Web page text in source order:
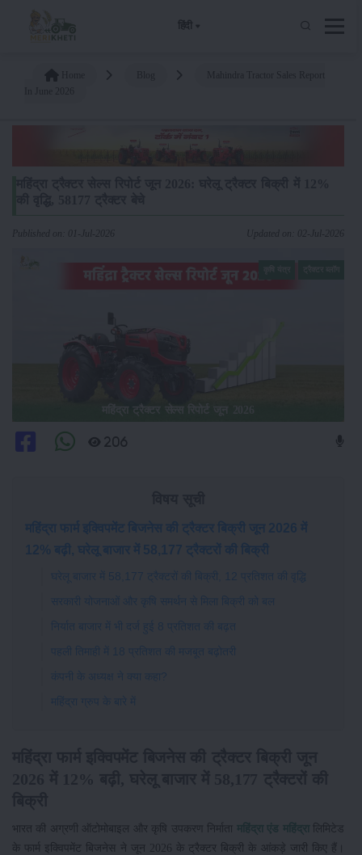
हिंदी
Published on: 01-Jul-2026 Updated on: 02-Jul-2026
महिंद्रा ट्रैक्टर सेल्स रिपोर्ट जून 2026
206
महिंद्रा फार्म इक्विपमेंट बिजनेस की ट्रैक्टर बिक्री जून 2026 में
12% बढ़ी, घरेलू बाजार में 58,177 ट्रैक्टरों की बिक्री
घरेलू बाजार में 58,177 ट्रैक्टरों की बिक्री, 12 प्रतिशत की वृद्धि
सरकारी योजनाओं और कृषि समर्थन से मिला बिक्री को बल
निर्यात बाजार में भी दर्ज हुई 8 प्रतिशत की बढ़त
पहली तिमाही में 18 प्रतिशत की मजबूत बढ़ोतरी
कंपनी के अध्यक्ष ने क्या कहा?
महिंद्रा ग्रुप के बारे में
भारत की अग्रणी ऑटोमोबाइल और कृषि उपकरण निर्माता महिंद्रा एंड महिंद्रालिमिटेड
के फार्म इक्विपमेंट बिजनेस ने जून 2026 के ट्रैक्टर बिक्री के आंकड़े जारी किए हैं।